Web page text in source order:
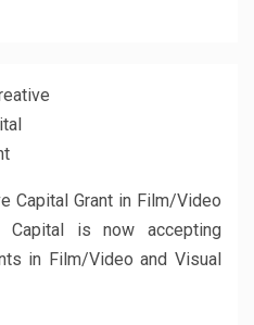
Capital Grant in Film/Video
is now accepting
in Film/Video and Visual